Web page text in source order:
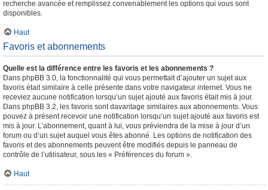
recherche avancée et remplissez convenablement les options qui vous sont
disponibles.
Haut
Favoris et abonnements
Quelle est la différence entre les favoris et les abonnements ?
Dans phpBB 3.0, la fonctionnalité qui vous permettait d’ajouter un sujet aux
favoris était similaire à celle présente dans votre navigateur internet. Vous ne
receviez aucune notification lorsqu’un sujet ajouté aux favoris était mis à jour.
Dans phpBB 3.2, les favoris sont davantage similaires aux abonnements. Vous
pouvez à présent recevoir une notification lorsqu’un sujet ajouté aux favoris est
mis à jour. L’abonnement, quant à lui, vous préviendra de la mise à jour d’un
forum ou d’un sujet auquel vous êtes abonné. Les options de notification des
favoris et des abonnements peuvent être modifiés depuis le panneau de
contrôle de l’utilisateur, sous les « Préférences du forum ».
Haut